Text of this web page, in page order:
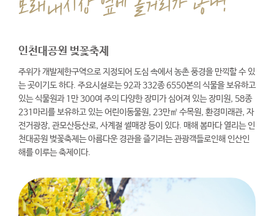
인천대공원 벚꽃축제
주위가 개발제한구역으로 지정되어 도심 속에서 농촌 풍경을 만끽할 수 있
는 곳이기도 하다. 주요시설로는 92과 332종 6550본의 식물을 보유하고
있는 식물원과 1만 300여 주의 다양한 장미가 심어져 있는 장미원, 58종
231마리를 보유하고 있는 어린이동물원, 23만㎡ 수목원, 환경미래관, 자
전거광장, 관모산등산로, 사계절 썰매장 등이 있다. 매해 봄마다 열리는 인
천대공원 벚꽃축제는 아름다운 경관을 즐기려는 관광객들로인해 인산인
해를 이루는 축제이다.